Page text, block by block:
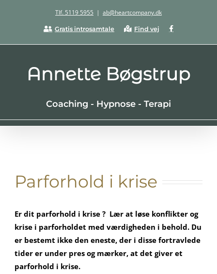
Tlf. 5119 5955 | ab@heartcompany.dk
Gratis introsamtale Find vej Facebook
Coaching - Hypnose - Terapi
Parforhold i krise
Er dit parforhold i krise ? Lær at løse konflikter og
krise i parforholdet med værdigheden i behold. Du
er bestemt ikke den eneste, der i disse fortravlede
tider er under pres og mærker, at det giver et
parforhold i krise.